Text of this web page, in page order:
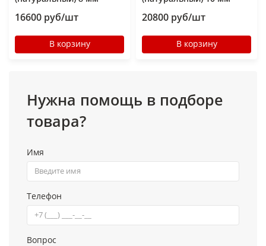
16600 руб/шт
В корзину
20800 руб/шт
В корзину
Нужна помощь в подборе
товара?
Имя
Телефон
Вопрос